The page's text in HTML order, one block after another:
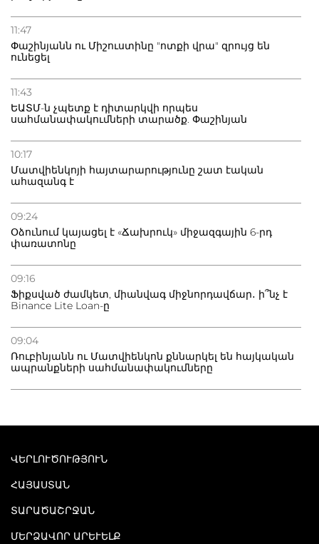
11:47
Փաշինյանն ու Միշուստինը "ոտքի վրա" զրույց են
ունեցել
11:43
ԵԱՏՄ-ն չպետք է դիտարկվի որպես
սահմանափակումների տարածք. Փաշինյան
10:17
Մատվիենկոյի հայտարարությունը շատ էական
ահազանգ է
09:24
Օձունում կայացել է «Ճախրուկ» միջազգային 6-րդ
փառատոնը
09:16
Ֆիքսված ժամկետ, միանվագ միջնորդավճար․ ի՞նչ է
Binance Lite Loan-ը
09:04
Ռուբինյանն ու Մատվիենկոն քննարկել են հայկական
ապրանքների սահմանափակումները
ՎԵՐԼՈՒԾՈՒԹՅՈՒՆ
ՀԱՅԱՍՏԱՆ
ՏԱՐԱԾԱՇՐՋԱՆ
ՄԵՐՁԱՎՈՐ ԱՐԵՒԵԼՔ